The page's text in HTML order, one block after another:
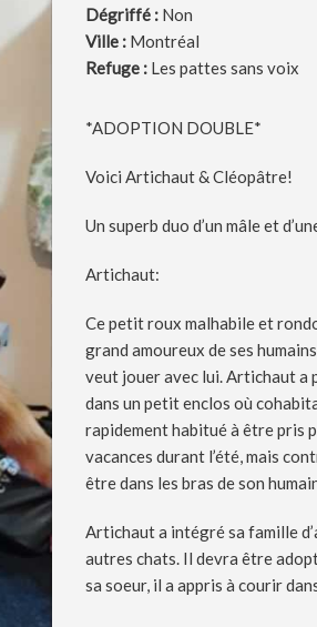
Dégriffé : Non
Ville : Montréal
Refuge : Les pattes sans voix
*ADOPTION DOUBLE*
Voici Artichaut & Cléopâtre!
Un superb duo d’un mâle et
Artichaut:
Ce petit roux malhabile et
grand amoureux de ses
veut jouer avec lui. Artichaut a
dans un petit enclos où
rapidement habitué à être pris
vacances durant l’été, mais
être dans les bras de son
Artichaut a intégré sa famille
autres chats. Il devra être
sa soeur, il a appris à courir